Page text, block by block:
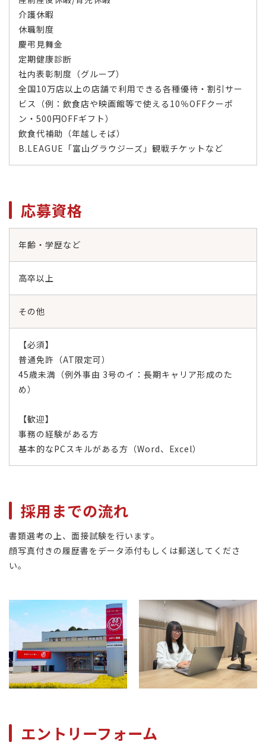
介護休暇
休職制度
慶弔見舞金
定期健康診断
社内表彰制度（グループ）
全国10万店以上の店舗で利用できる各種優待・割引サー
ビス（例：飲食店や映画館等で使える10％OFFクーポ
ン・500円OFFギフト）
飲食代補助（年越しそば）
B.LEAGUE「富山グラウジーズ」観戦チケットなど
応募資格
年齢・学歴など
高卒以上
その他
【必須】
普通免許（AT限定可）
45歳未満（例外事由 3号のイ：長期キャリア形成のた
め）
【歓迎】
事務の経験がある方
基本的なPCスキルがある方（Word、Excel）
採用までの流れ
書類選考の上、面接試験を行います。
顔写真付きの履歴書をデータ添付もしくは郵送してくださ
い。
エントリーフォーム